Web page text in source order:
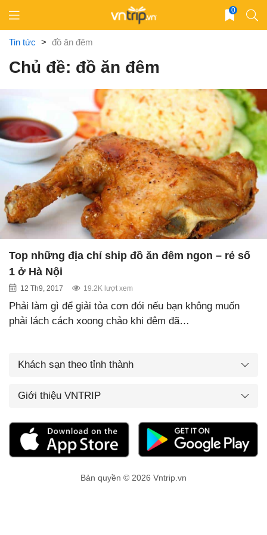
content
0
Tin tức > đồ ăn đêm
Chủ đề: đồ ăn đêm
Top những địa chỉ ship đồ ăn đêm ngon – rẻ số
1 ở Hà Nội
12 Th9, 2017 19.2K lượt xem
Phải làm gì để giải tỏa cơn đói nếu bạn không muốn
phải lách cách xoong chảo khi đêm đã…
Khách sạn theo tỉnh thành
Giới thiệu VNTRIP
Bản quyền © 2026 Vntrip.vn